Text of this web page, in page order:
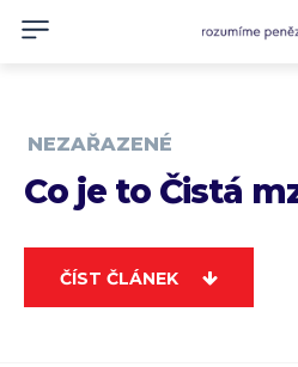
NEZAŘAZENÉ
Co je to Čistá
ČÍST ČLÁNEK